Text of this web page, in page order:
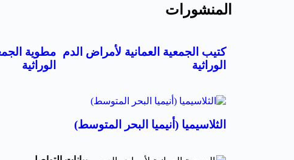
المنشورات
كتيب الجمعية العمانية لأمراض الدم
الوراثية
مطوية
الوراثية
الثلاسيميا (أنيميا البحر المتوسط)